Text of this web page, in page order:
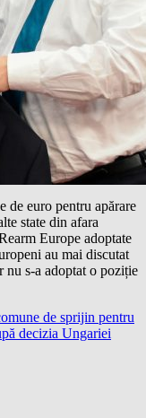
de euro pentru apărare
state din afara
Europe adoptate
au mai discutat
nu s-a adoptat o poziție
de sprijin pentru
decizia Ungariei